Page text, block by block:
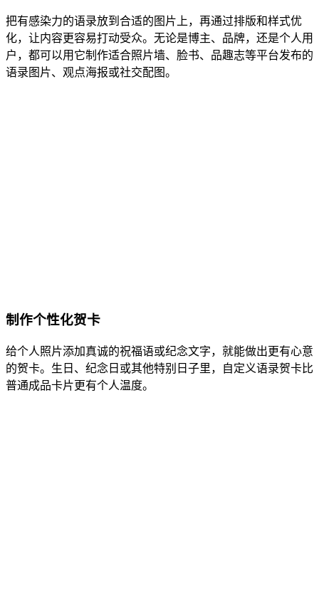
把有感染力的语录放到合适的图片上，再通过排版和样式优
化，让内容更容易打动受众。无论是博主、品牌，还是个人用
户，都可以用它制作适合照片墙、脸书、品趣志等平台发布的
语录图片、观点海报或社交配图。
制作个性化贺卡
给个人照片添加真诚的祝福语或纪念文字，就能做出更有心意
的贺卡。生日、纪念日或其他特别日子里，自定义语录贺卡比
普通成品卡片更有个人温度。